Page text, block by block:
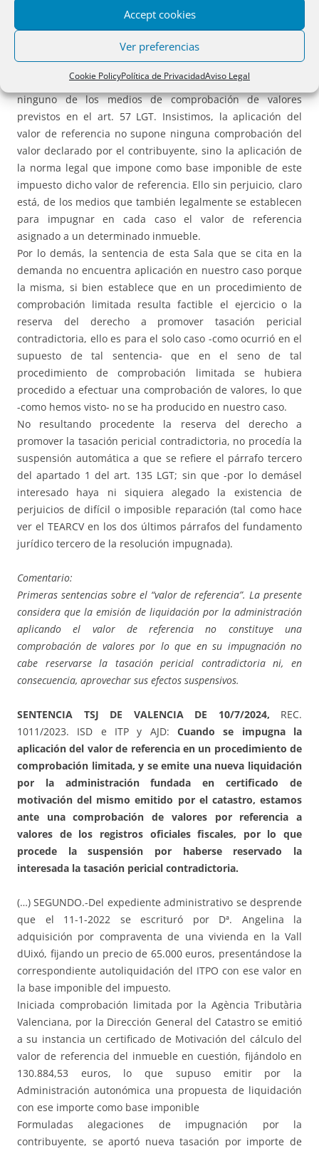
Accept cookies
Ver preferencias
Cookie PolicyPolítica de PrivacidadAviso Legal
referencia previsto en la normativa reguladora del catastro
inmobiliario a la fecha del devengo del impuesto; esto es,
lo que se ha hecho es aplicar una norma legal sin realizar
comprobación de valor alguno, ello habida cuenta que
para determinar la base imponible no se ha acudido a
ninguno de los medios de comprobación de valores
previstos en el art. 57 LGT. Insistimos, la aplicación del
valor de referencia no supone ninguna comprobación del
valor declarado por el contribuyente, sino la aplicación de
la norma legal que impone como base imponible de este
impuesto dicho valor de referencia. Ello sin perjuicio, claro
está, de los medios que también legalmente se establecen
para impugnar en cada caso el valor de referencia
asignado a un determinado inmueble.
Por lo demás, la sentencia de esta Sala que se cita en la
demanda no encuentra aplicación en nuestro caso porque
la misma, si bien establece que en un procedimiento de
comprobación limitada resulta factible el ejercicio o la
reserva del derecho a promover tasación pericial
contradictoria, ello es para el solo caso -como ocurrió en el
supuesto de tal sentencia- que en el seno de tal
procedimiento de comprobación limitada se hubiera
procedido a efectuar una comprobación de valores, lo que
-como hemos visto- no se ha producido en nuestro caso.
No resultando procedente la reserva del derecho a
promover la tasación pericial contradictoria, no procedía la
suspensión automática a que se refiere el párrafo tercero
del apartado 1 del art. 135 LGT; sin que -por lo demásel
interesado haya ni siquiera alegado la existencia de
perjuicios de difícil o imposible reparación (tal como hace
ver el TEARCV en los dos últimos párrafos del fundamento
jurídico tercero de la resolución impugnada).
Comentario:
Primeras sentencias sobre el “valor de referencia”. La presente
considera que la emisión de liquidación por la administración
aplicando el valor de referencia no constituye una
comprobación de valores por lo que en su impugnación no
cabe reservarse la tasación pericial contradictoria ni, en
consecuencia, aprovechar sus efectos suspensivos.
SENTENCIA TSJ DE VALENCIA DE 10/7/2024, REC.
1011/2023. ISD e ITP y AJD: Cuando se impugna la
aplicación del valor de referencia en un procedimiento de
comprobación limitada, y se emite una nueva liquidación
por la administración fundada en certificado de
motivación del mismo emitido por el catastro, estamos
ante una comprobación de valores por referencia a
valores de los registros oficiales fiscales, por lo que
procede la suspensión por haberse reservado la
interesada la tasación pericial contradictoria.
(…) SEGUNDO.-Del expediente administrativo se desprende
que el 11-1-2022 se escrituró por Dª. Angelina la
adquisición por compraventa de una vivienda en la Vall
dUixó, fijando un precio de 65.000 euros, presentándose la
correspondiente autoliquidación del ITPO con ese valor en
la base imponible del impuesto.
Iniciada comprobación limitada por la Agència Tributària
Valenciana, por la Dirección General del Catastro se emitió
a su instancia un certificado de Motivación del cálculo del
valor de referencia del inmueble en cuestión, fijándolo en
130.884,53 euros, lo que supuso emitir por la
Administración autonómica una propuesta de liquidación
con ese importe como base imponible
Formuladas alegaciones de impugnación por la
contribuyente, se aportó nueva tasación por importe de